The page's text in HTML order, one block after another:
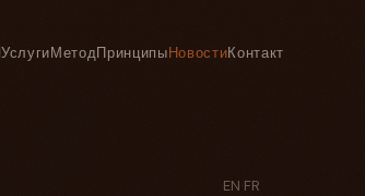
УслугиМетодПринципыНовостиКонтакт
EN·FR